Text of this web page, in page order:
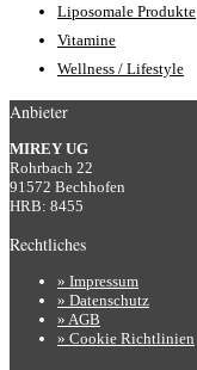
Liposomale Produkte
Vitamine
Wellness / Lifestyle
Anbieter
MIREY UG
Rohrbach 22
91572 Bechhofen
HRB: 8455
Rechtliches
» Impressum
» Datenschutz
» AGB
» Cookie Richtlinien